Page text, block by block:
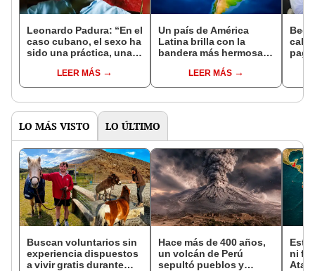
Leonardo Padura: “En el
caso cubano, el sexo ha
sido una práctica, una
la vida cotidiana de las
personas"
LEER MÁS
Un país de América
Latina brilla con la
bandera más hermosa
a Perú y Estados Unidos
LEER MÁS
LO MÁS VISTO LO ÚLTIMO
Buscan voluntarios sin
experiencia dispuestos
a vivir gratis durante
Hace más de 400 años,
un volcán de Perú
sepultó pueblos y
Este
ni